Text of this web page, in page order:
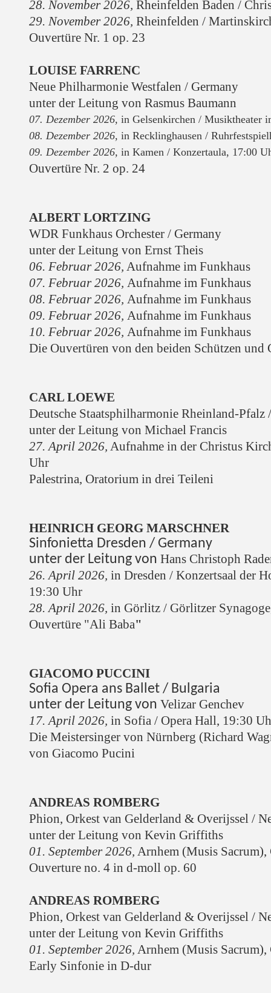
28. November 2026, Rheinfelden Baden /
29. November 2026, Rheinfelden /
Ouvertüre Nr. 1 op. 23
LOUISE FARRENC
Neue Philharmonie Westfalen / Germany
unter der Leitung von Rasmus Baumann
07. Dezember 2026, in Gelsenkirchen / Musiktheater
08. Dezember 2026, in Recklinghausen /
09. Dezember 2026, in Kamen / Konzertaula, 17:00
Ouvertüre Nr. 2 op. 24
ALBERT LORTZING
WDR Funkhaus Orchester / Germany
unter der Leitung von Ernst Theis
06. Februar 2026, Aufnahme im Funkhaus
07. Februar 2026, Aufnahme im Funkhaus
08. Februar 2026, Aufnahme im Funkhaus
09. Februar 2026, Aufnahme im Funkhaus
10. Februar 2026, Aufnahme im Funkhaus
Die Ouvertüren von den beiden Schützen und
CARL LOEWE
Deutsche Staatsphilharmonie Rheinland-Pfalz
unter der Leitung von Michael Francis
27. April 2026, Aufnahme in der Christus
Uhr
Palestrina, Oratorium in drei Teileni
HEINRICH GEORG MARSCHNER
Sinfonietta Dresden / Germany
unter der Leitung von Hans Christoph
26. April 2026, in Dresden / Konzertsaal der
19:30 Uhr
28. April 2026, in Görlitz / Görlitzer
Ouvertüre "Ali Baba"
GIACOMO PUCCINI
Sofia Opera ans Ballet / Bulgaria
unter der Leitung von Velizar Genchev
17. April 2026, in Sofia / Opera Hall, 19:30
Die Meistersinger von Nürnberg (Richard
von Giacomo Pucini
ANDREAS ROMBERG
Phion, Orkest van Gelderland & Overijssel /
unter der Leitung von Kevin Griffiths
01. September 2026, Arnhem (Musis
Ouverture no. 4 in d-moll op. 60
ANDREAS ROMBERG
Phion, Orkest van Gelderland & Overijssel /
unter der Leitung von Kevin Griffiths
01. September 2026, Arnhem (Musis
Early Sinfonie in D-dur